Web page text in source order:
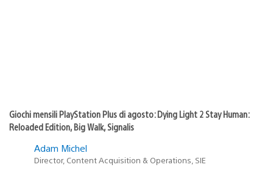
Giochi mensili PlayStation Plus di agosto: Dying Light 2 Stay Human:
Reloaded Edition, Big Walk, Signalis
Adam Michel
Director, Content Acquisition & Operations, SIE